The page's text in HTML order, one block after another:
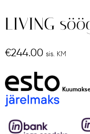
LIVING
€244.00 sis. KM